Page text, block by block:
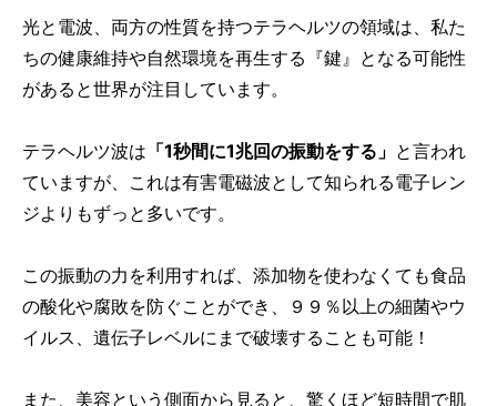
光と電波、両方の性質を持つテラヘルツの領域は、私た
ちの健康維持や自然環境を再生する『鍵』となる可能性
があると世界が注目しています。
テラヘルツ波は 「1秒間に1兆回の振動をする」 と言われ
ていますが、これは有害電磁波として知られる電子レン
ジよりもずっと多いです。
この振動の力を利用すれば、添加物を使わなくても食品
の酸化や腐敗を防ぐことができ、９９％以上の細菌やウ
イルス、遺伝子レベルにまで破壊することも可能！
また、美容という側面から見ると、驚くほど短時間で肌